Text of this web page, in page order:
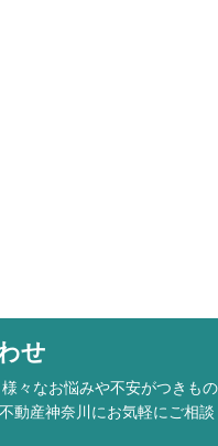
せ
々なお悩みや不安がつきも
動産神奈川にお気軽にご相談